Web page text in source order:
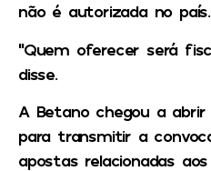
não é autorizada no país.
“Quem oferecer será
disse.
A Betano chegou a
para transmitir a
apostas relacionadas